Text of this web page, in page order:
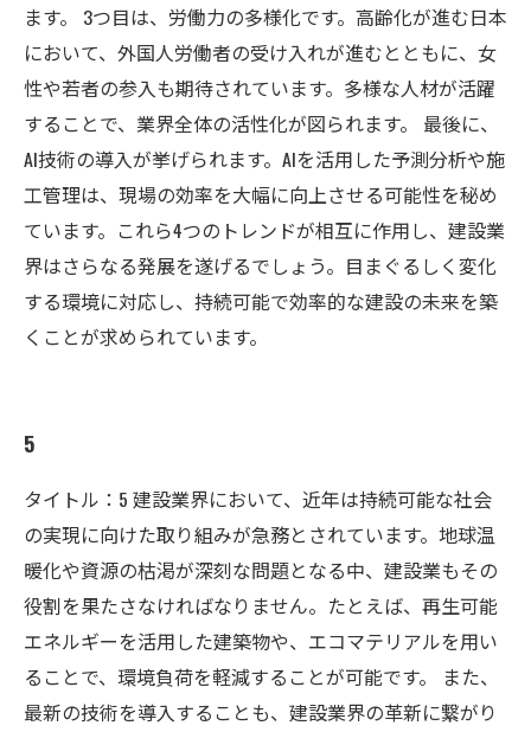
ます。 3つ目は、労働力の多様化です。高齢化が進む日本
において、外国人労働者の受け入れが進むとともに、女
性や若者の参入も期待されています。多様な人材が活躍
することで、業界全体の活性化が図られます。 最後に、
AI技術の導入が挙げられます。AIを活用した予測分析や施
工管理は、現場の効率を大幅に向上させる可能性を秘め
ています。これら4つのトレンドが相互に作用し、建設業
界はさらなる発展を遂げるでしょう。目まぐるしく変化
する環境に対応し、持続可能で効率的な建設の未来を築
くことが求められています。
5
タイトル：5 建設業界において、近年は持続可能な社会
の実現に向けた取り組みが急務とされています。地球温
暖化や資源の枯渇が深刻な問題となる中、建設業もその
役割を果たさなければなりません。たとえば、再生可能
エネルギーを活用した建築物や、エコマテリアルを用い
ることで、環境負荷を軽減することが可能です。 また、
最新の技術を導入することも、建設業界の革新に繋がり